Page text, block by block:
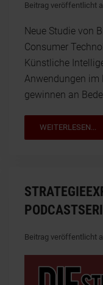
Beitrag veröffentlicht
Neue Studie von
Consumer
Künstliche
Anwendungen im
gewinnen an
WEITERLESEN...
Beitrag veröffentlicht